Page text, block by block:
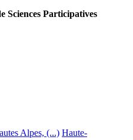
Sciences Participatives
Alpes, (...) Haute-